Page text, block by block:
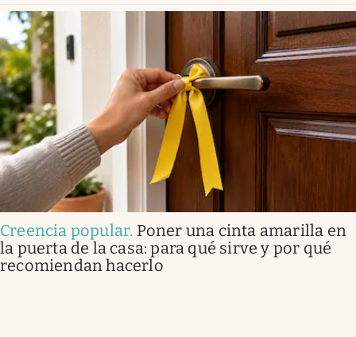
Creencia popular. Poner una cinta amarilla en
la puerta de la casa: para qué sirve y por qué
recomiendan hacerlo